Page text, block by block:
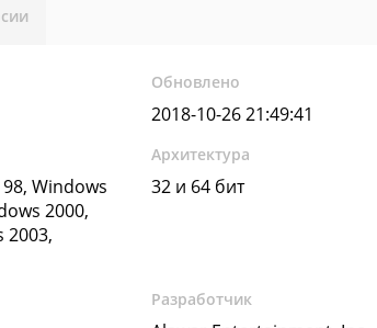
Обновлено
2018-10-26 21:49:41
Windows
2000,
2003,
Архитектура
32 и 64 бит
Разработчик